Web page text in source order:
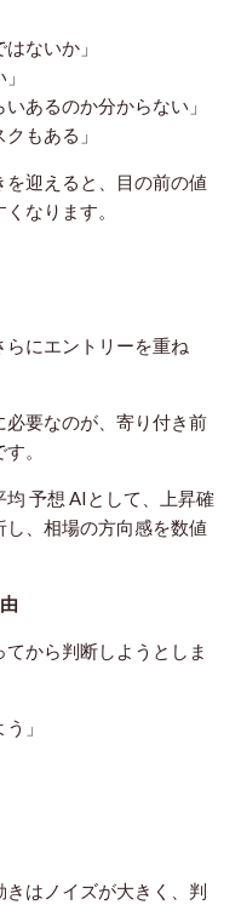
ないか」
あるのか分からない」
もある」
迎えると、目の前の値
なります。
にエントリーを重ね
必要なのが、寄り付き前
。
予想 AIとして、上昇確
、相場の方向感を数値
から判断しようとしま
」
はノイズが大きく、判